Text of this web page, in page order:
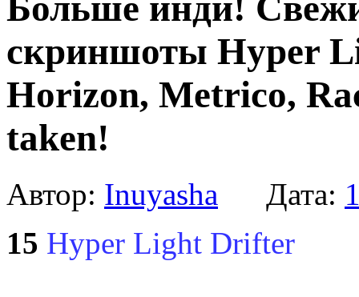
скриншоты Hyper
Horizon, Metrico,
taken!
Автор: Inuyasha Дата:
15 Hyper Light Drifter